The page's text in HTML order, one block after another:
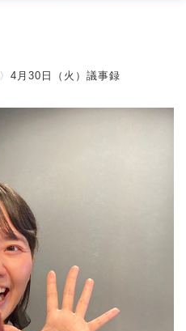
〉4月30日（火）議事録